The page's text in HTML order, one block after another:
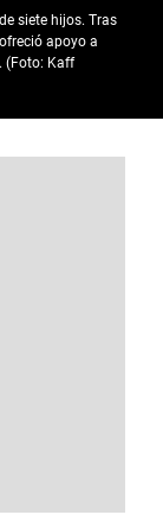
siete hijos. Tras
apoyo a
(Foto: Kaff